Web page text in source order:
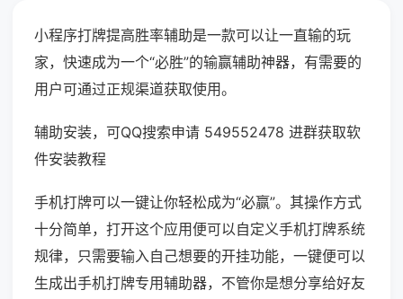
小程序打牌提高胜率辅助是一款可以让一直输的玩
家，快速成为一个“必胜”的输赢辅助神器，有需要的
用户可通过正规渠道获取使用。
辅助安装，可QQ搜索申请 549552478 进群获取软
件安装教程
手机打牌可以一键让你轻松成为“必赢”。其操作方式
十分简单，打开这个应用便可以自定义手机打牌系统
规律，只需要输入自己想要的开挂功能，一键便可以
生成出手机打牌专用辅助器，不管你是想分享给好友